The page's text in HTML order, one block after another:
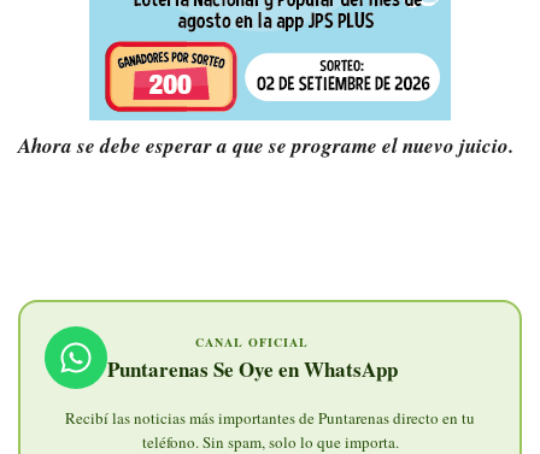
Ahora se debe esperar a que se programe el nuevo juicio.
CANAL OFICIAL
Puntarenas Se Oye en WhatsApp
Recibí las noticias más importantes de Puntarenas directo en tu
teléfono. Sin spam, solo lo que importa.